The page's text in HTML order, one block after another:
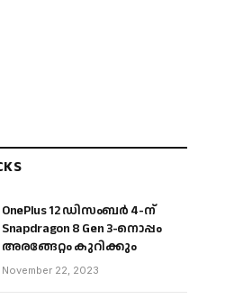
OnePlus 12 ഡിസംബർ 4-ന്
Snapdragon 8 Gen 3-നൊപ്പം
അരങ്ങേറ്റം കുറിക്കും
November 22, 2023